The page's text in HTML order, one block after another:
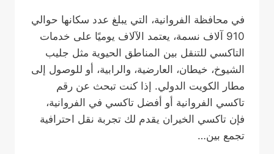
في محافظة الفروانية، التي يبلغ عدد سكانها حوالي
910 آلاف نسمة، يعتمد الآلاف يوميًا على خدمات
التاكسي للتنقل بين المناطق الحيوية مثل جليب
الشيوخ، خيطان، العارضية، والرابية، أو للوصول إلى
مطار الكويت الدولي. إذا كنت تبحث عن رقم
تاكسي الفروانية أو أفضل تاكسي في الفروانية،
فإن تاكسي الخيران يقدم لك تجربة نقل احترافية
تجمع بين…